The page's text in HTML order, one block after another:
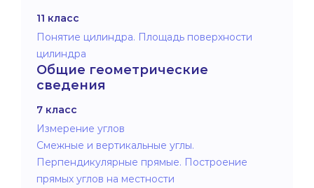
11 класс
Понятие цилиндра. Площадь поверхности
цилиндра
Общие геометрические
сведения
7 класс
Измерение углов
Смежные и вертикальные углы.
Перпендикулярные прямые. Построение
прямых углов на местности